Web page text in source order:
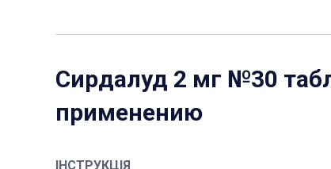
Сирдалуд 2 мг №30
применению
ІНСТРУКЦІЯ